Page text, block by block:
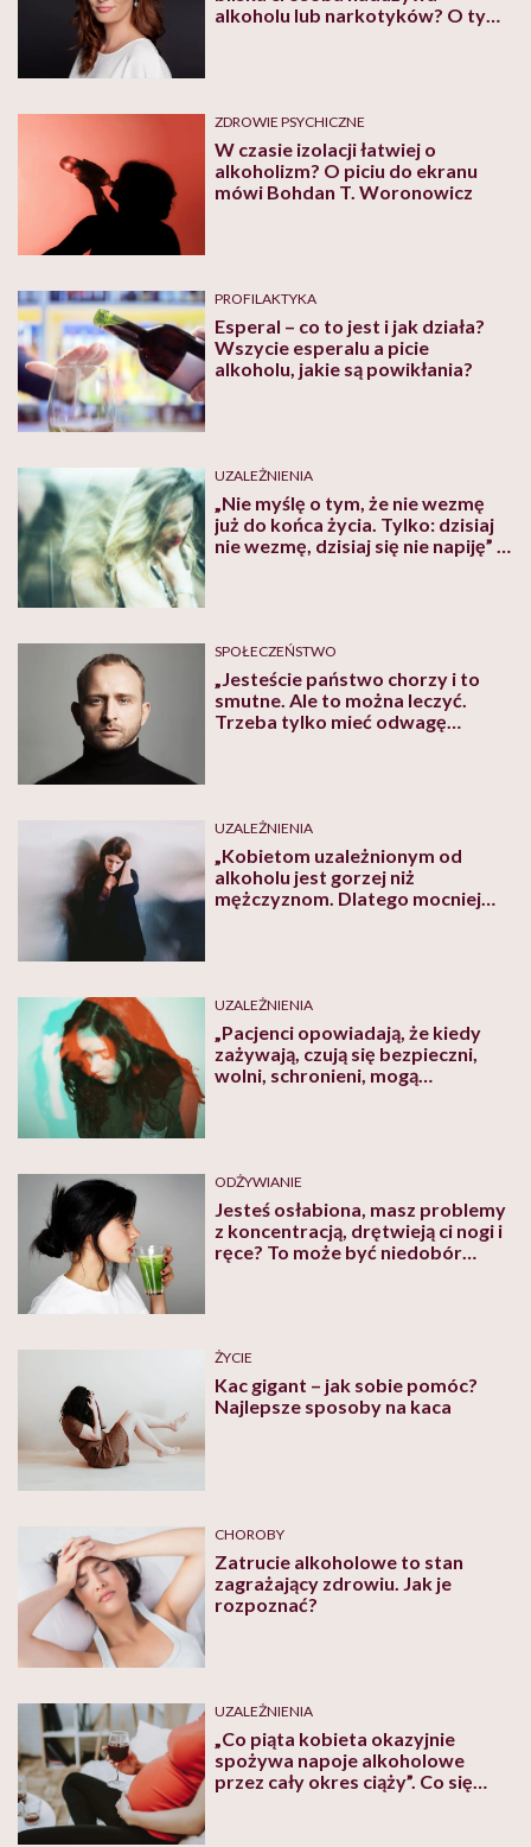
alkoholu lub narkotyków? O tym,
ZDROWIE PSYCHICZNE
W czasie izolacji łatwiej o
alkoholizm? O piciu do ekranu
mówi Bohdan T. Woronowicz
PROFILAKTYKA
Esperal – co to jest i jak działa?
Wszycie esperalu a picie
alkoholu, jakie są powikłania?
UZALEŻNIENIA
„Nie myślę o tym, że nie wezmę
już do końca życia. Tylko: dzisiaj
nie wezmę, dzisiaj się nie napiję” –
SPOŁECZEŃSTWO
„Jesteście państwo chorzy i to
smutne. Ale to można leczyć.
Trzeba tylko mieć odwagę
UZALEŻNIENIA
„Kobietom uzależnionym od
alkoholu jest gorzej niż
mężczyznom. Dlatego mocniej
UZALEŻNIENIA
„Pacjenci opowiadają, że kiedy
zażywają, czują się bezpieczni,
wolni, schronieni, mogą
ODŻYWIANIE
Jesteś osłabiona, masz problemy
z koncentracją, drętwieją ci nogi i
ręce? To może być niedobór
ŻYCIE
Kac gigant – jak sobie pomóc?
Najlepsze sposoby na kaca
CHOROBY
Zatrucie alkoholowe to stan
zagrażający zdrowiu. Jak je
rozpoznać?
UZALEŻNIENIA
„Co piąta kobieta okazyjnie
spożywa napoje alkoholowe
przez cały okres ciąży”. Co się